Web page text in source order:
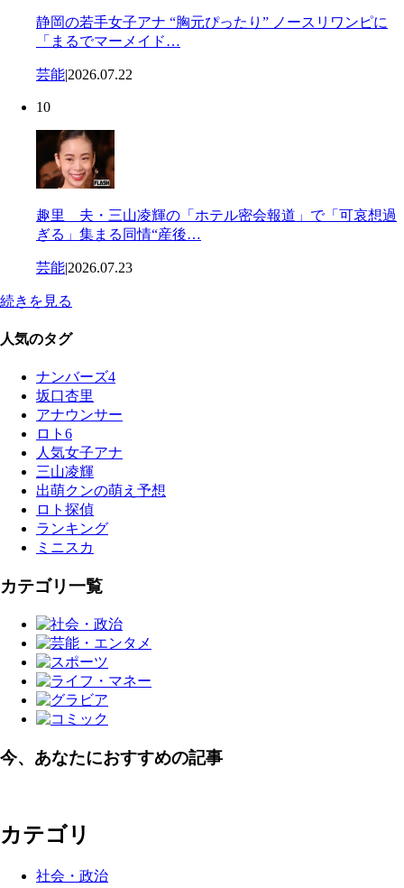
静岡の若手女子アナ “胸元ぴったり” ノースリワンピに
「まるでマーメイド…
芸能|2026.07.22
10
趣里 夫・三山凌輝の「ホテル密会報道」で「可哀想過
ぎる」集まる同情“産後…
芸能|2026.07.23
続きを見る
人気のタグ
ナンバーズ4
坂口杏里
アナウンサー
ロト6
人気女子アナ
三山凌輝
出萌クンの萌え予想
ロト探偵
ランキング
ミニスカ
カテゴリ一覧
今、あなたにおすすめの記事
カテゴリ
社会・政治